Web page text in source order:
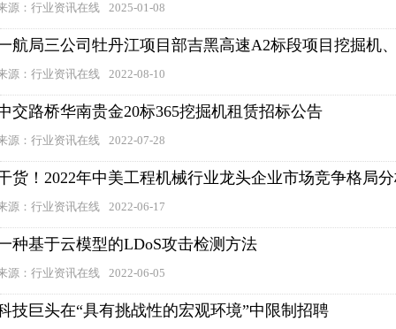
源：行业资讯在线 2025-01-08
航局三公司牡丹江项目部吉黑高速A2标段项目挖掘机
源：行业资讯在线 2022-08-10
交路桥华南贵金20标365挖掘机租赁招标公告
源：行业资讯在线 2022-07-28
货！2022年中美工程机械行业龙头企业市场竞争格局
源：行业资讯在线 2022-06-17
种基于云模型的LDoS攻击检测方法
源：行业资讯在线 2022-06-05
技巨头在“具有挑战性的宏观环境”中限制招聘